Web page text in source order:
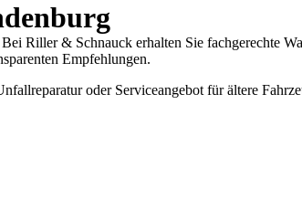
Riller & Schnauck erhalten Sie fachgerechte
Empfehlungen.
oder Serviceangebot für ältere